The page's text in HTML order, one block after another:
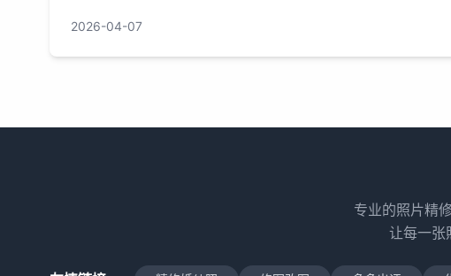
2026-04-07
专业的照片精
让每一张